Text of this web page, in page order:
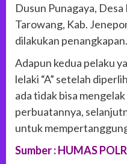
Dusun Punagaya,
Tarowang, Kab.
dilakukan penangkapan.
Adapun kedua pelaku
lelaki “A” setelah
ada tidak bisa
perbuatannya,
untuk
Sumber : HUMAS